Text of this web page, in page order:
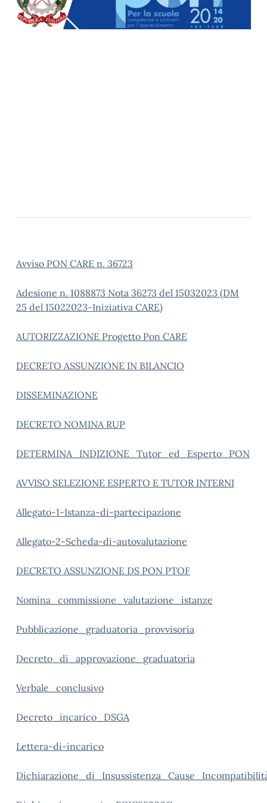
Avviso PON CARE n. 36723
Adesione n. 1088873 Nota 36273 del 15032023 (DM
25 del 15022023-Iniziativa CARE)
AUTORIZZAZIONE Progetto Pon CARE
DECRETO ASSUNZIONE IN BILANCIO
DISSEMINAZIONE
DECRETO NOMINA RUP
DETERMINA_INDIZIONE_Tutor_ed_Esperto_PON
AVVISO SELEZIONE ESPERTO E TUTOR INTERNI
Allegato-1-Istanza-di-partecipazione
Allegato-2-Scheda-di-autovalutazione
DECRETO ASSUNZIONE DS PON PTOF
Nomina_commissione_valutazione_istanze
Pubblicazione_graduatoria_provvisoria
Decreto_di_approvazione_graduatoria
Verbale_conclusivo
Decreto_incarico_DSGA
Lettera-di-incarico